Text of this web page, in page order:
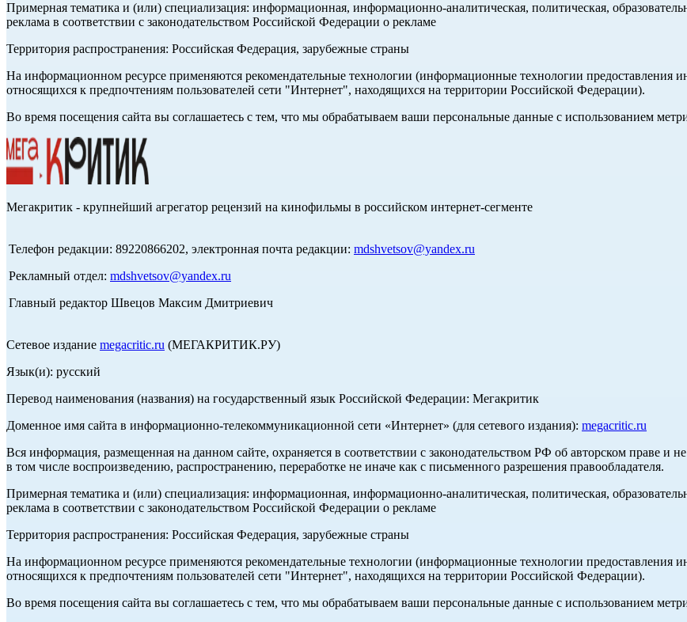
Примерная тематика и (или) специализация: информационная, информационно-аналитическая, политическая,
реклама в соответствии с законодательством Российской Федерации о рекламе
Территория распространения: Российская Федерация, зарубежные страны
На информационном ресурсе применяются рекомендательные технологии (информационные технологии предоставления
относящихся к предпочтениям пользователей сети "Интернет", находящихся на территории Российской Федерации).
Во время посещения сайта вы соглашаетесь с тем, что мы обрабатываем ваши персональные данные с использованием
Мегакритик - крупнейший агрегатор рецензий на кинофильмы в российском интернет-сегменте
Телефон редакции: 89220866202, электронная почта редакции: mdshvetsov@yandex.ru
Рекламный отдел: mdshvetsov@yandex.ru
Главный редактор Швецов Максим Дмитриевич
Сетевое издание megacritic.ru (МЕГАКРИТИК.РУ)
Язык(и): русский
Перевод наименования (названия) на государственный язык Российской Федерации: Мегакритик
Доменное имя сайта в информационно-телекоммуникационной сети «Интернет» (для сетевого издания): megacritic.ru
Вся информация, размещенная на данном сайте, охраняется в соответствии с законодательством РФ об авторском праве
в том числе воспроизведению, распространению, переработке не иначе как с письменного разрешения правообладателя.
Примерная тематика и (или) специализация: информационная, информационно-аналитическая, политическая,
реклама в соответствии с законодательством Российской Федерации о рекламе
Территория распространения: Российская Федерация, зарубежные страны
На информационном ресурсе применяются рекомендательные технологии (информационные технологии предоставления
относящихся к предпочтениям пользователей сети "Интернет", находящихся на территории Российской Федерации).
Во время посещения сайта вы соглашаетесь с тем, что мы обрабатываем ваши персональные данные с использованием